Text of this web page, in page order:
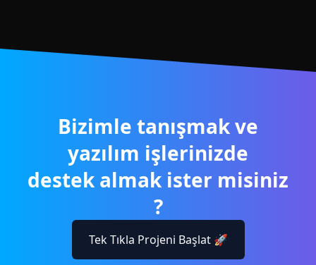
Bizimle tanışmak ve
yazılım işlerinizde
destek almak ister misiniz
?
Tek Tıkla Projeni Başlat 🚀